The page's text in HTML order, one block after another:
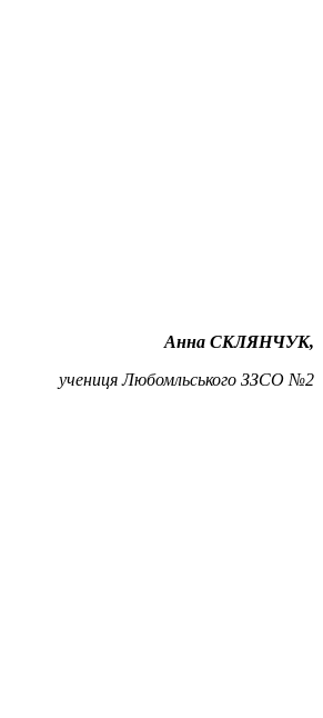
Анна СКЛЯНЧУК,
учениця Любомльського ЗЗСО №2